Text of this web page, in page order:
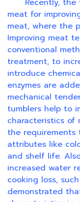
meat for
meat, where the
Improving meat
conventional
treatment, to
introduce
enzymes are
mechanical
tumblers help to
characteristics of
the
attributes like
and shelf life.
increased water
cooking loss,
demonstrated